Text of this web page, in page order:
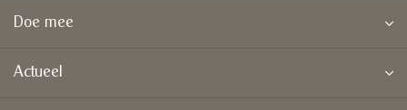
Doe mee
Actueel